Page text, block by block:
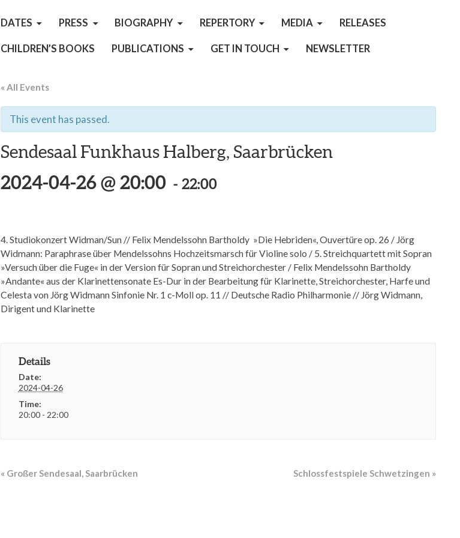
DATES PRESS BIOGRAPHY REPERTORY MEDIA RELEASES
CHILDREN’S BOOKS PUBLICATIONS GET IN TOUCH NEWSLETTER
« All Events
This event has passed.
Sendesaal Funkhaus Halberg, Saarbrücken
2024-04-26 @ 20:00 - 22:00
4. Studiokonzert Widman/Sun // Felix Mendelssohn Bartholdy »Die Hebriden«, Ouvertüre op. 26 / Jörg
Widmann: Paraphrase über Mendelssohns Hochzeitsmarsch für Violine solo / 5. Streichquartett mit Sopran
»Versuch über die Fuge« in der Version für Sopran und Streichorchester / Felix Mendelssohn Bartholdy
»Andante« aus der Klarinettensonate Es-Dur in der Bearbeitung für Klarinette, Streichorchester, Harfe und
Celesta von Jörg WidmannSinfonie Nr. 1 c-Moll op. 11 // Deutsche Radio Philharmonie // Jörg Widmann,
Dirigent und Klarinette
Details
Date:
2024-04-26
Time:
20:00 - 22:00
E
« Großer Sendesaal, Saarbrücken Schlossfestspiele Schwetzingen »